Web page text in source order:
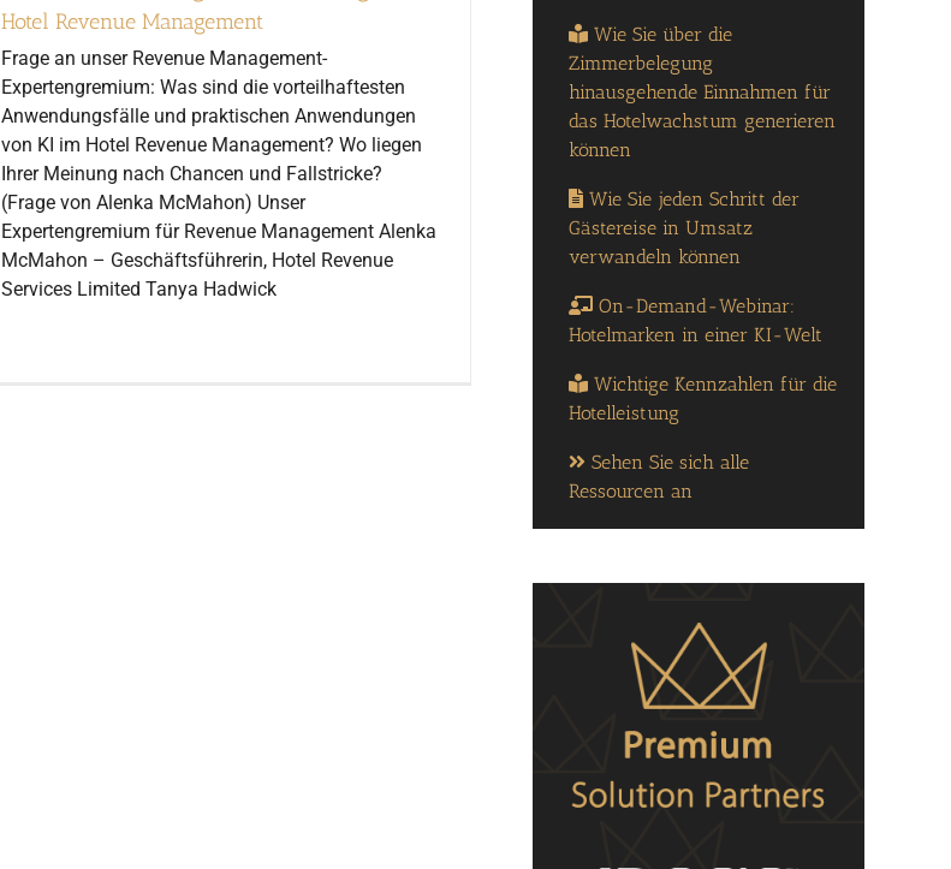
Hotel Revenue Management
Frage an unser Revenue Management-
Expertengremium: Was sind die vorteilhaftesten
Anwendungsfälle und praktischen Anwendungen
von KI im Hotel Revenue Management? Wo liegen
Ihrer Meinung nach Chancen und Fallstricke?
(Frage von Alenka McMahon) Unser
Expertengremium für Revenue Management Alenka
McMahon – Geschäftsführerin, Hotel Revenue
Services Limited Tanya Hadwick
Wie Sie über die
Zimmerbelegung
hinausgehende Einnahmen für
das Hotelwachstum generieren
können
Wie Sie jeden Schritt der
Gästereise in Umsatz
verwandeln können
On-Demand-Webinar:
Hotelmarken in einer KI-Welt
Wichtige Kennzahlen für die
Hotelleistung
Sehen Sie sich alle
Ressourcen an